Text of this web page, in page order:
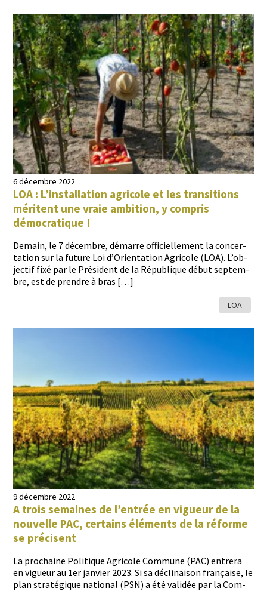
6 décembre 2022
LOA : L’installation agricole et les transitions
méritent une vraie ambition, y compris
démocratique !
Demain, le 7 décem­bre, démarre offi­cielle­ment la con­cer­
ta­tion sur la future Loi d’Orientation Agri­cole (LOA). L’ob­
jec­tif fixé par le Prési­dent de la République début sep­tem­
bre, est de pren­dre à bras […]
LOA
9 décembre 2022
A trois semaines de l’entrée en vigueur de la
nouvelle PAC, certains éléments de la réforme
se précisent
La prochaine Poli­tique Agri­cole Com­mune (PAC) entr­era
en vigueur au 1er jan­vi­er 2023. Si sa décli­nai­son française, le
plan stratégique nation­al (PSN) a été validée par la Com­